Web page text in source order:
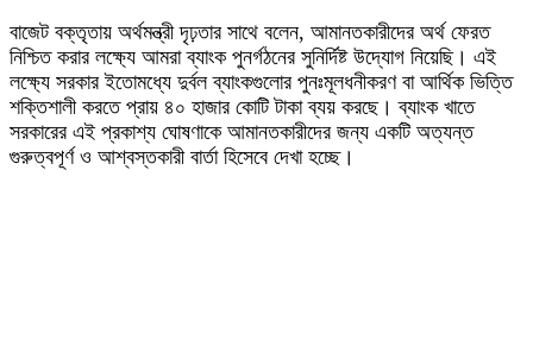
বাজেট বক্তৃতায় অর্থমন্ত্রী দৃঢ়তার সাথে বলেন, আমানতকারীদের অর্থ ফেরত
নিশ্চিত করার লক্ষ্যে আমরা ব্যাংক পুনর্গঠনের সুনির্দিষ্ট উদ্যোগ নিয়েছি। এই
লক্ষ্যে সরকার ইতোমধ্যে দুর্বল ব্যাংকগুলোর পুনঃমূলধনীকরণ বা আর্থিক ভিত্তি
শক্তিশালী করতে প্রায় ৪০ হাজার কোটি টাকা ব্যয় করছে। ব্যাংক খাতে
সরকারের এই প্রকাশ্য ঘোষণাকে আমানতকারীদের জন্য একটি অত্যন্ত
গুরুত্বপূর্ণ ও আশ্বস্তকারী বার্তা হিসেবে দেখা হচ্ছে।